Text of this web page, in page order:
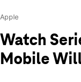
Apple
Watch
Mobile